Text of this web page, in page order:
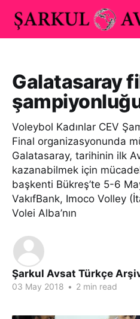
Galatasaray
Voleybol Kadınlar CEV
Final organizasyonunda
Galatasaray, tarihinin ilk
kazanabilmek için
başkenti Bükreş’te 5-6
VakıfBank, Imoco Volley
Volei Alba’nın
Şarkul Avsat Türkçe
03 May 2018 • 2 min read